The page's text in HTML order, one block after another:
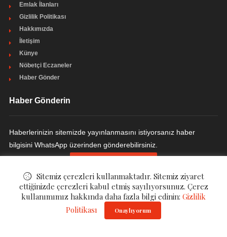
Emlak İlanları
Gizlilik Politikası
Hakkımızda
İletişim
Künye
Nöbetçi Eczaneler
Haber Gönder
Haber Gönderin
Haberlerinizin sitemizde yayınlanmasını istiyorsanız haber
bilgisini WhatsApp üzerinden gönderebilirsiniz.
. All Rights Reserved.
Sitemiz çerezleri kullanmaktadır. Sitemiz ziyaret
ettiğinizde çerezleri kabul etmiş sayılıyorsunuz. Çerez
kullanımımız hakkında daha fazla bilgi edinin: Gizlilik
Politikası
Onaylıyorum